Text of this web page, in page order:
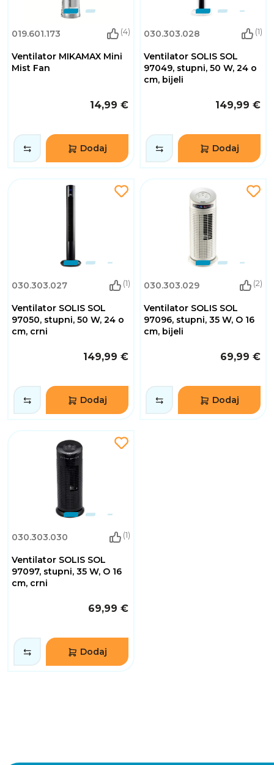
019.601.173 (4)
Ventilator MIKAMAX Mini
Mist Fan
14,99 €
Dodaj
030.303.028 (1)
Ventilator SOLIS SOL
97049, stupni, 50 W, 24 o
cm, bijeli
149,99 €
Dodaj
030.303.027 (1)
Ventilator SOLIS SOL
97050, stupni, 50 W, 24 o
cm, crni
149,99 €
Dodaj
030.303.029 (2)
Ventilator SOLIS SOL
97096, stupni, 35 W, O 16
cm, bijeli
69,99 €
Dodaj
030.303.030 (1)
Ventilator SOLIS SOL
97097, stupni, 35 W, O 16
cm, crni
69,99 €
Dodaj